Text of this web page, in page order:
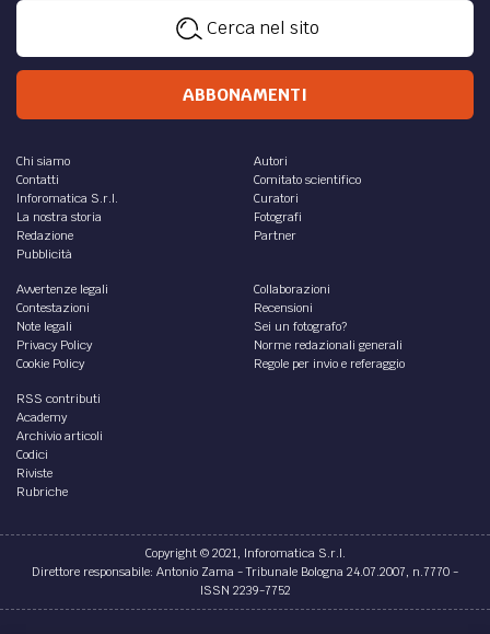
Cerca nel sito
ABBONAMENTI
Chi siamo
Contatti
Inforomatica S.r.l.
La nostra storia
Redazione
Pubblicità
Autori
Comitato scientifico
Curatori
Fotografi
Partner
Avvertenze legali
Contestazioni
Note legali
Privacy Policy
Cookie Policy
Collaborazioni
Recensioni
Sei un fotografo?
Norme redazionali generali
Regole per invio e referaggio
RSS contributi
Academy
Archivio articoli
Codici
Riviste
Rubriche
Copyright © 2021, Inforomatica S.r.l.
Direttore responsabile: Antonio Zama - Tribunale Bologna 24.07.2007, n.7770 -
ISSN 2239-7752